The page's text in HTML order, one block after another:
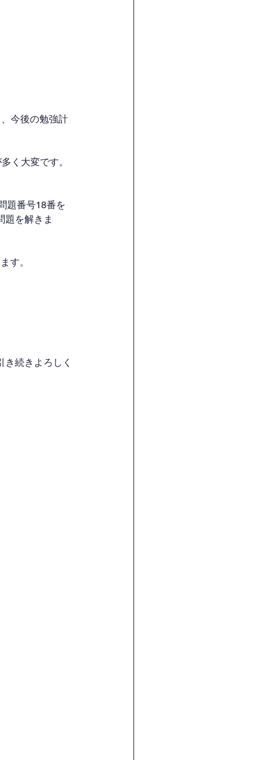
今後の勉強計
く大変です。
題番号18番を
題を解きま
す。
続きよろしく